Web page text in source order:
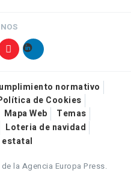
normativo
de Cookies
Mapa Web
Temas
Loteria de navidad
estatal
la Agencia Europa Press.